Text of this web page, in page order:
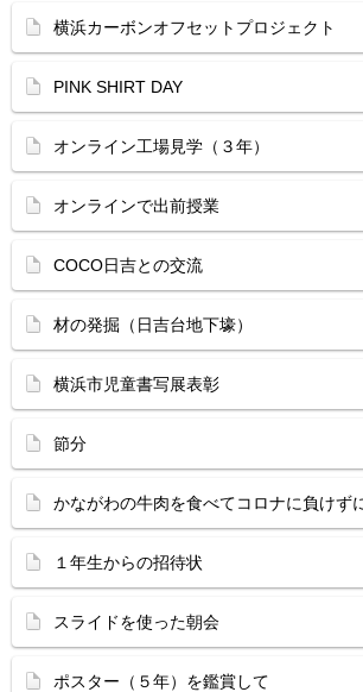
横浜カーボンオフセットプロジェクト
PINK SHIRT DAY
オンライン工場見学（３年）
オンラインで出前授業
COCO日吉との交流
材の発掘（日吉台地下壕）
横浜市児童書写展表彰
節分
かながわの牛肉を食べてコロナに負けず
１年生からの招待状
スライドを使った朝会
ポスター（５年）を鑑賞して